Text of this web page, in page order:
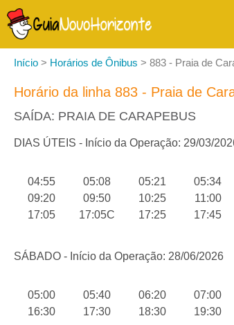
Início > Horários de Ônibus > 883 - Praia de
Horário da linha 883 - Praia de
SAÍDA: PRAIA DE CARAPEBUS
DIAS ÚTEIS - Início da Operação: 29/03/
04:55 05:08 05:21 05:34
09:20
09:50 10:25 11:00
17:05
17:05C 17:25 17:45
SÁBADO - Início da Operação: 28/06/2026
05:00 05:40 06:20 07:00
16:30
17:30 18:30 19:30